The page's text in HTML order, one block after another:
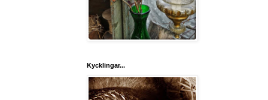
Kycklingar...